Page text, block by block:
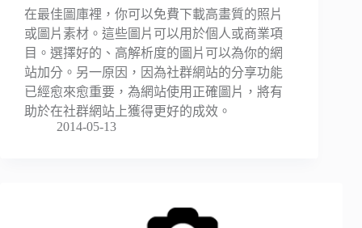
在最佳圖庫裡，你可以免費下載高畫質的照片
或圖片素材。這些圖片可以用於個人或商業項
目。選擇好的、高解析度的圖片可以為你的網
站加分。另一原因，因為社群網站的分享功能
已經愈來愈重要，為網站使用正確圖片，將有
助於在社群網站上獲得更好的成效。
2014-05-13